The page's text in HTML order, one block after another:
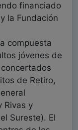
financiado
la Fundación
compuesta
jóvenes de
de Retiro,
Rivas y
Sureste). El